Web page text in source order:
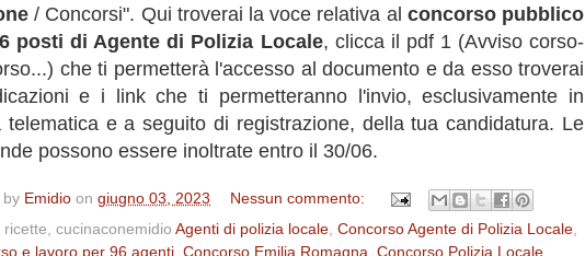
/ Concorsi". Qui troverai la voce relativa al concorso pubblico
posti di Agente di Polizia Locale, clicca il pdf 1 (Avviso corso-
che ti permetterà l'accesso al documento e da esso troverai
e i link che ti permetteranno l'invio, esclusivamente in
telematica e a seguito di registrazione, della tua candidatura. Le
possono essere inoltrate entro il 30/06.
by Emidio on giugno 03, 2023
Nessun commento:
ricette, cucinaconemidio Agenti di polizia locale Concorso Agente di Polizia Locale
e lavoro per 96 agenti Concorso Emilia Romagna Concorso Polizia Locale